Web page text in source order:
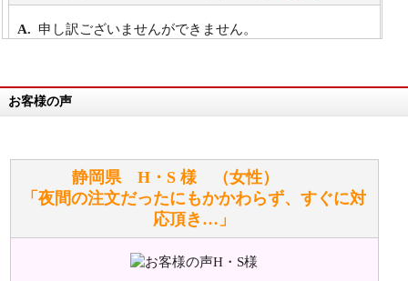
申し訳ございませんができません。
万が一欲しい商品が見つからない場合は、探して取り
お任せください！それは当店が謡っています「おも
てなしの心」で対応させていただきます。
シュタイフのぬいぐるみは洗濯できますか？ ぬいぐ
るみのお手入れ方法を教えてください。
お客様の声
静岡県 H・S 様 （女性）
「夜間の注文だったにもかかわらず、すぐに対
応頂き…」